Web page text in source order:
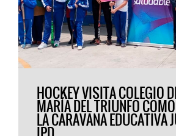
HOCKEY VISITA COLEGIO
MARÍA DEL TRIUNFO
LA CARAVANA EDUCATIVA